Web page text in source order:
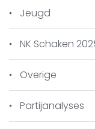
en Ger had
papier,
kon het
Gerard
Op de
voordeel te
Jeugd
NK Schaken
Overige
Partijanalyses